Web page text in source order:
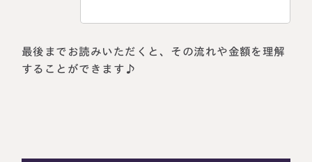
法人情報
セミナー
最後までお読みいただくと、その流れや金額を理解
することができます♪